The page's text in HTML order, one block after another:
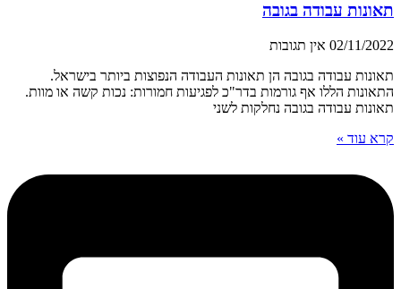
תאונות עבודה בגובה
02/11/2022 אין תגובות
תאונות עבודה בגובה הן תאונות העבודה הנפוצות ביותר בישראל.
התאונות הללו אף גורמות בדר"כ לפגיעות חמורות: נכות קשה או מוות.
תאונות עבודה בגובה נחלקות לשני
קרא עוד »